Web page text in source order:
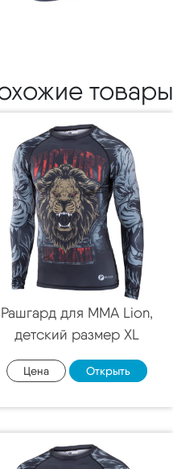
товары
Рашгард для MMA Lion,
детский размер XL
Цена Открыть